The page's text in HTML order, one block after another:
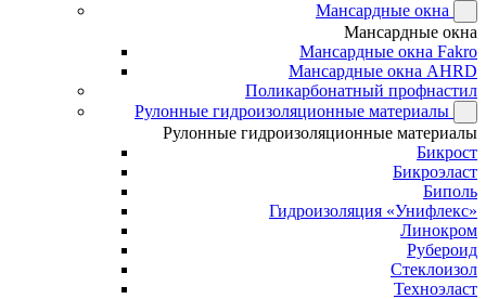
Мансардные окна
Мансардные окна
Мансардные окна Fakro
Мансардные окна AHRD
Поликарбонатный профнастил
Рулонные гидроизоляционные материалы
Рулонные гидроизоляционные материалы
Бикрост
Бикроэласт
Биполь
Гидроизоляция «Унифлекс»
Линокром
Рубероид
Стеклоизол
Техноэласт